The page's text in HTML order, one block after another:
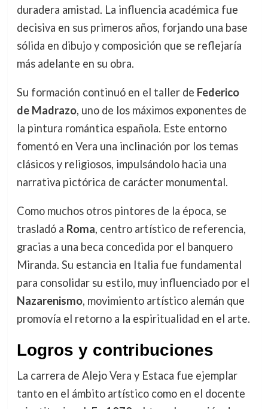
duradera amistad. La influencia académica fue
decisiva en sus primeros años, forjando una base
sólida en dibujo y composición que se reflejaría
más adelante en su obra.
Su formación continuó en el taller de Federico
de Madrazo, uno de los máximos exponentes de
la pintura romántica española. Este entorno
fomentó en Vera una inclinación por los temas
clásicos y religiosos, impulsándolo hacia una
narrativa pictórica de carácter monumental.
Como muchos otros pintores de la época, se
trasladó a Roma, centro artístico de referencia,
gracias a una beca concedida por el banquero
Miranda. Su estancia en Italia fue fundamental
para consolidar su estilo, muy influenciado por el
Nazarenismo, movimiento artístico alemán que
promovía el retorno a la espiritualidad en el arte.
Logros y contribuciones
La carrera de Alejo Vera y Estaca fue ejemplar
tanto en el ámbito artístico como en el docente